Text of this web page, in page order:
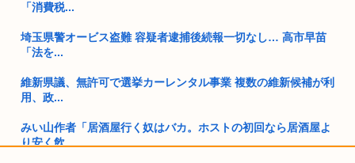
「消費税...
埼玉県警オービス盗難 容疑者逮捕後続報一切なし… 高市早苗
「法を...
維新県議、無許可で選挙カーレンタル事業 複数の維新候補が利
用、政...
みい山作者「居酒屋行く奴はバカ。ホストの初回なら居酒屋よ
り安く飲...